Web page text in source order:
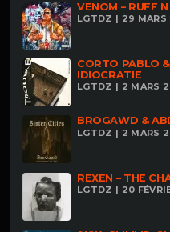
VENOM – RUFF
LGTDZ | 29
CORTO PABLO
IDIOCRATIE
LGTDZ | 2 MARS
BROGAWD &
LGTDZ | 2 MARS
REXEN – THE
LGTDZ | 20